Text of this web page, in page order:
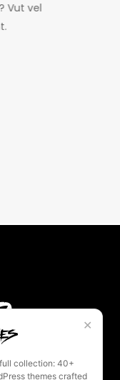
Vut vel
✕
collection: 40+
themes crafted